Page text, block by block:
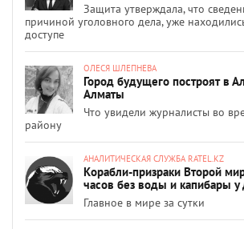
Защита утверждала, что
причиной уголовного дела, уже
доступе
ОЛЕСЯ ШЛЕПНЕВА
Город будущего построят в
Алматы
Что увидели журналисты во
району
АНАЛИТИЧЕСКАЯ СЛУЖБА RATEL.KZ
Корабли-призраки Второй
часов без воды и капибары у
Главное в мире за сутки